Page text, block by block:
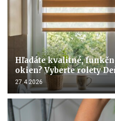
Hľadáte kvalitné,
okien? Vyberte rolety
27.4.2026